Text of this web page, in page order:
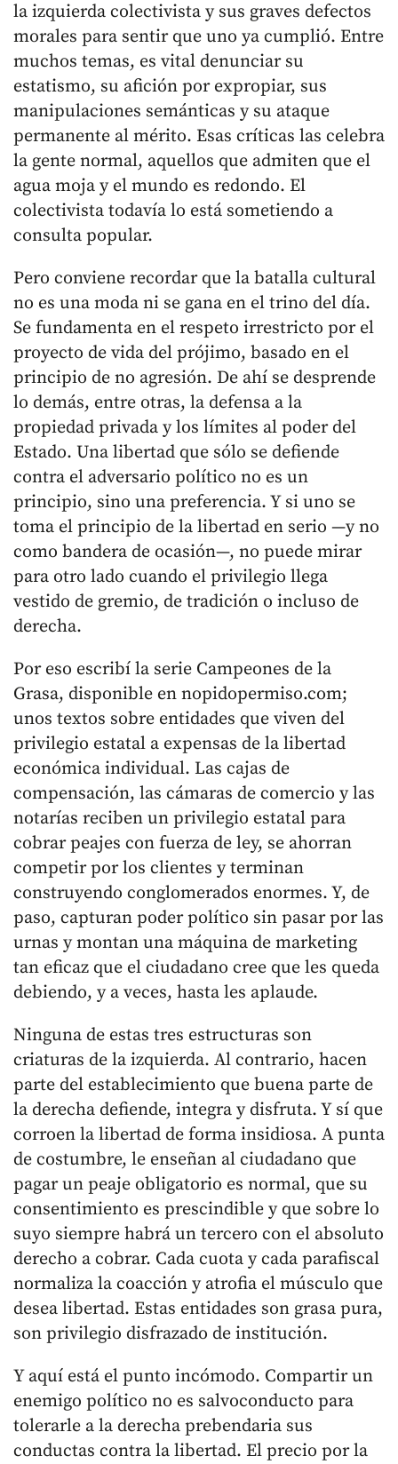
la izquierda colectivista y sus graves defectos
morales para sentir que uno ya cumplió. Entre
muchos temas, es vital denunciar su
estatismo, su afición por expropiar, sus
manipulaciones semánticas y su ataque
permanente al mérito. Esas críticas las celebra
la gente normal, aquellos que admiten que el
agua moja y el mundo es redondo. El
colectivista todavía lo está sometiendo a
consulta popular.
Pero conviene recordar que la batalla cultural
no es una moda ni se gana en el trino del día.
Se fundamenta en el respeto irrestricto por el
proyecto de vida del prójimo, basado en el
principio de no agresión. De ahí se desprende
lo demás, entre otras, la defensa a la
propiedad privada y los límites al poder del
Estado. Una libertad que sólo se defiende
contra el adversario político no es un
principio, sino una preferencia. Y si uno se
toma el principio de la libertad en serio —y no
como bandera de ocasión—, no puede mirar
para otro lado cuando el privilegio llega
vestido de gremio, de tradición o incluso de
derecha.
Por eso escribí la serie Campeones de la
Grasa, disponible en nopidopermiso.com;
unos textos sobre entidades que viven del
privilegio estatal a expensas de la libertad
económica individual. Las cajas de
compensación, las cámaras de comercio y las
notarías reciben un privilegio estatal para
cobrar peajes con fuerza de ley, se ahorran
competir por los clientes y terminan
construyendo conglomerados enormes. Y, de
paso, capturan poder político sin pasar por las
urnas y montan una máquina de marketing
tan eficaz que el ciudadano cree que les queda
debiendo, y a veces, hasta les aplaude.
Ninguna de estas tres estructuras son
criaturas de la izquierda. Al contrario, hacen
parte del establecimiento que buena parte de
la derecha defiende, integra y disfruta. Y sí que
corroen la libertad de forma insidiosa. A punta
de costumbre, le enseñan al ciudadano que
pagar un peaje obligatorio es normal, que su
consentimiento es prescindible y que sobre lo
suyo siempre habrá un tercero con el absoluto
derecho a cobrar. Cada cuota y cada parafiscal
normaliza la coacción y atrofia el músculo que
desea libertad. Estas entidades son grasa pura,
son privilegio disfrazado de institución.
Y aquí está el punto incómodo. Compartir un
enemigo político no es salvoconducto para
tolerarle a la derecha prebendaria sus
conductas contra la libertad. El precio por la